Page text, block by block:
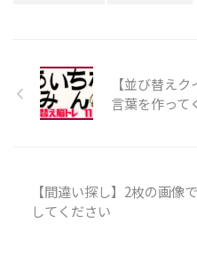
【並び替え
言葉を作って
【間違い探し】2枚の画像
してください